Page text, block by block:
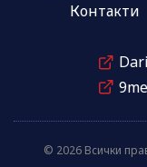
Контакти
© 2026 Всички